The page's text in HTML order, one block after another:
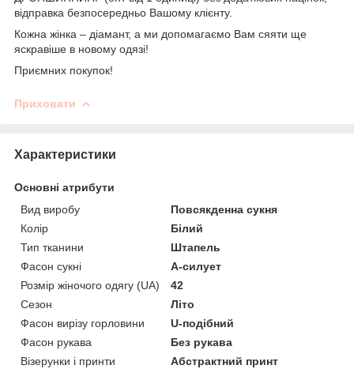
відправка безпосередньо Вашому клієнту.
Кожна жінка – діамант, а ми допомагаємо Вам сяяти ще
яскравіше в новому одязі!
Приємних покупок!
Приховати
Характеристики
Основні атрибути
Вид виробу
Повсякденна сукня
Колір
Білий
Тип тканини
Штапель
Фасон сукні
А-силует
Розмір жіночого одягу (UA)
42
Сезон
Літо
Фасон вирізу горловини
U-подібний
Фасон рукава
Без рукава
Візерунки і принти
Абстрактний принт